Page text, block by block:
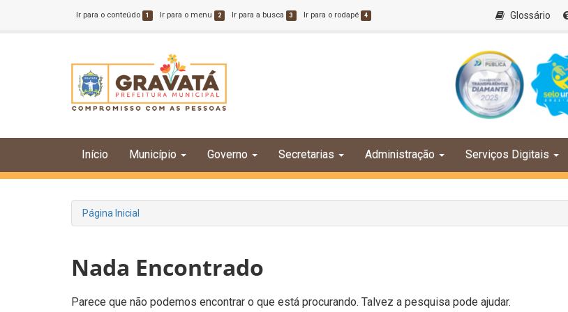
Ir para o conteúdo 1 Ir para o menu 2 Ir para a busca 3 Ir para o rodapé 4 Glossário
Início Município Governo Secretarias Administração Serviços Digitais
Página Inicial
Nada Encontrado
Parece que não podemos encontrar o que está procurando. Talvez a pesquisa pode ajudar.